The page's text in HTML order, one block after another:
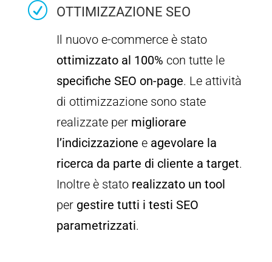
R OTTIMIZZAZIONE SEO
Il nuovo e-commerce è stato
ottimizzato al 100% con tutte le
specifiche SEO on-page. Le attività
di ottimizzazione sono state
realizzate per migliorare
l’indicizzazione e agevolare la
ricerca da parte di cliente a target.
Inoltre è stato realizzato un tool
per gestire tutti i testi SEO
parametrizzati.